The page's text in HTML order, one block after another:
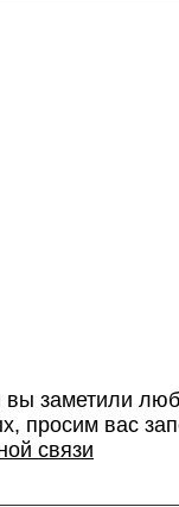
вы заметили
просим вас
связи